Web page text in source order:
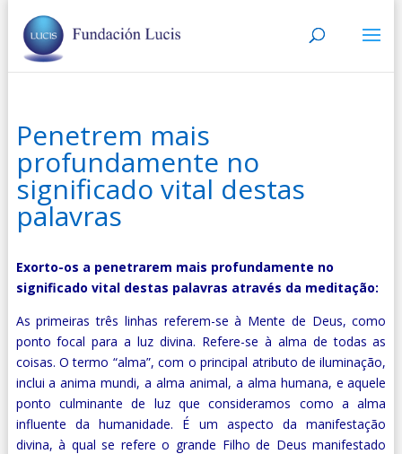
Penetrem mais
profundamente no
significado vital destas
palavras
Exorto-os a penetrarem mais profundamente no
significado vital destas palavras através da meditação:
As primeiras três linhas referem-se à Mente de Deus, como
ponto focal para a luz divina. Refere-se à alma de todas as
coisas. O termo “alma”, com o principal atributo de iluminação,
inclui a anima mundi, a alma animal, a alma humana, e aquele
ponto culminante de luz que consideramos como a alma
influente da humanidade. É um aspecto da manifestação
divina, à qual se refere o grande Filho de Deus manifestado